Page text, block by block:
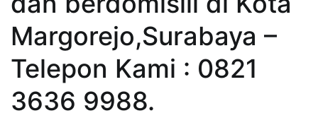
Margorejo,Surabaya –
Telepon Kami : 0821
3636 9988.